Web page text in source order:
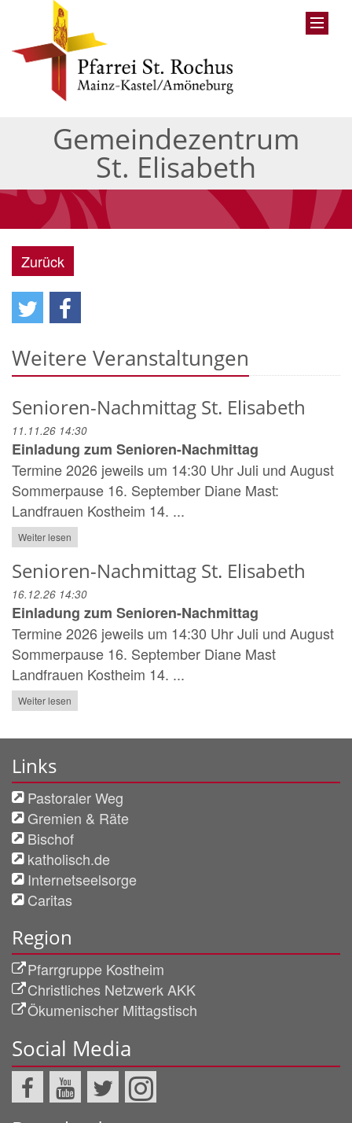
Gemeindezentrum
St. Elisabeth
Zurück
Weitere Veranstaltungen
Senioren-Nachmittag St. Elisabeth
11.11.26 14:30
Einladung zum Senioren-Nachmittag
Termine 2026 jeweils um 14:30 Uhr Juli und August
Sommerpause 16. September Diane Mast:
Landfrauen Kostheim 14. ...
Weiter lesen
Senioren-Nachmittag St. Elisabeth
16.12.26 14:30
Einladung zum Senioren-Nachmittag
Termine 2026 jeweils um 14:30 Uhr Juli und August
Sommerpause 16. September Diane Mast
Landfrauen Kostheim 14. ...
Weiter lesen
Links
Pastoraler Weg
Gremien & Räte
Bischof
katholisch.de
Internetseelsorge
Caritas
Region
Pfarrgruppe Kostheim
Christliches Netzwerk AKK
Ökumenischer Mittagstisch
Social Media